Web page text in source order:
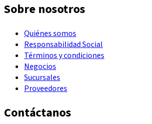
Sobre nosotros
Quiénes somos
Responsabilidad Social
Términos y condiciones
Negocios
Sucursales
Proveedores
Contáctanos